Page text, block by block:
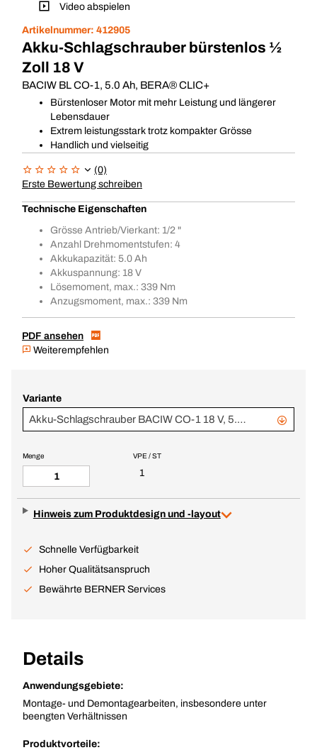
Video abspielen
Artikelnummer: 412905
Akku-Schlagschrauber bürstenlos ½
Zoll 18 V
BACIW BL CO-1, 5.0 Ah, BERA® CLIC+
Bürstenloser Motor mit mehr Leistung und längerer
Lebensdauer
Extrem leistungsstark trotz kompakter Grösse
Handlich und vielseitig
(0)
Erste Bewertung schreiben
Technische Eigenschaften
Grösse Antrieb/Vierkant: 1/2 "
Anzahl Drehmomentstufen: 4
Akkukapazität: 5.0 Ah
Akkuspannung: 18 V
Lösemoment, max.: 339 Nm
Anzugsmoment, max.: 339 Nm
PDF ansehen
Weiterempfehlen
Variante
Akku-Schlagschrauber BACIW CO-1 18 V, 5.0 Ah im BERA® CLIC+
VPE / ST
1
Menge
Hinweis zum Produktdesign und -layout
Schnelle Verfügbarkeit
Hoher Qualitätsanspruch
Bewährte BERNER Services
Details
Anwendungsgebiete:
Montage- und Demontagearbeiten, insbesondere unter
beengten Verhältnissen
Produktvorteile: